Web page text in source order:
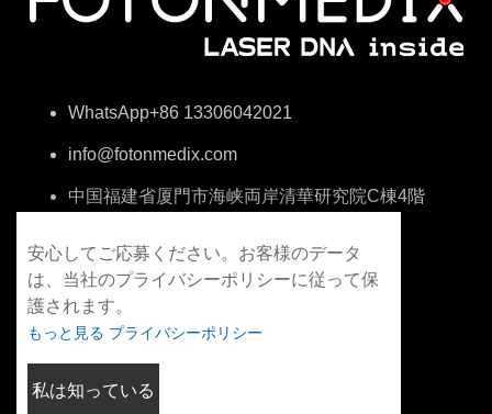
WhatsApp+86 13306042021
info@fotonmedix.com
中国福建省厦門市海峡両岸清華研究院C棟4階
安心してご応募ください。お客様のデータ
は、当社のプライバシーポリシーに従って保
護されます。
もっと見る プライバシーポリシー
私は知っている